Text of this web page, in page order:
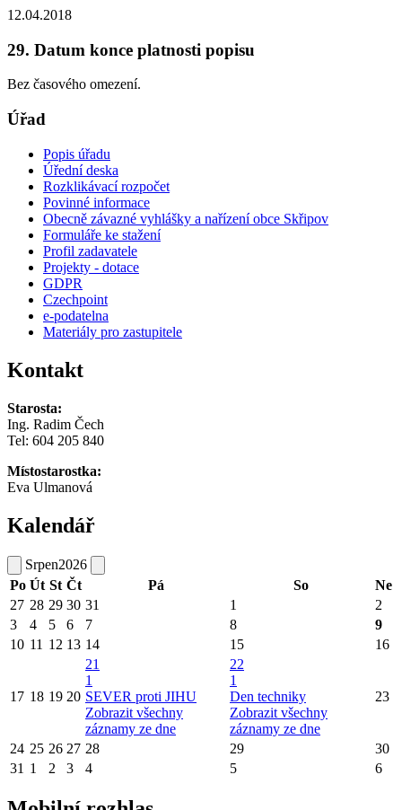
12.04.2018
29. Datum konce platnosti popisu
Bez časového omezení.
Úřad
Popis úřadu
Úřední deska
Rozklikávací rozpočet
Povinné informace
Obecně závazné vyhlášky a nařízení obce Skřipov
Formuláře ke stažení
Profil zadavatele
Projekty - dotace
GDPR
Czechpoint
e-podatelna
Materiály pro zastupitele
Kontakt
Starosta:
Ing. Radim Čech
Tel: 604 205 840
Místostarostka:
Eva Ulmanová
Kalendář
Srpen2026
Po Út St Čt Pá So
Ne
27 28 29 30 31 1
2
3
4 5 6 7 8
9
10 11 12 13 14 15 16
17 18 19 20
21
1
SEVER proti JIHU
Zobrazit všechny
záznamy ze dne
22
1
Den techniky
Zobrazit všechny
záznamy ze dne
23
24 25 26 27 28 29
30
31 1 2 3 4 5 6